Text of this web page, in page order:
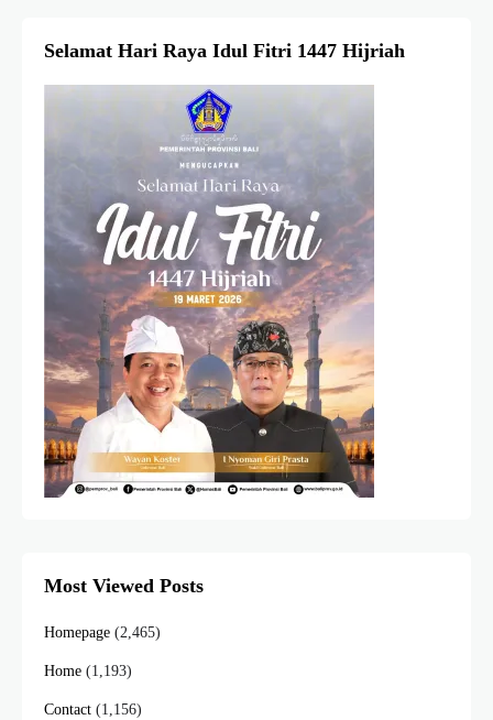
Selamat Hari Raya Idul Fitri 1447 Hijriah
Most Viewed Posts
Homepage (2,465)
Home (1,193)
Contact (1,156)